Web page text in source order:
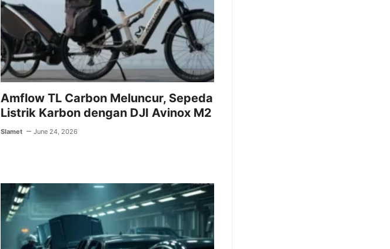
Amflow TL Carbon Meluncur, Sepeda
Listrik Karbon dengan DJI Avinox M2
Slamet June 24, 2026